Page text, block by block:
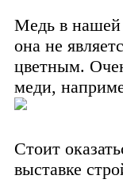
Медь в нашей
она не
цветным.
меди,
Стоит
выставке